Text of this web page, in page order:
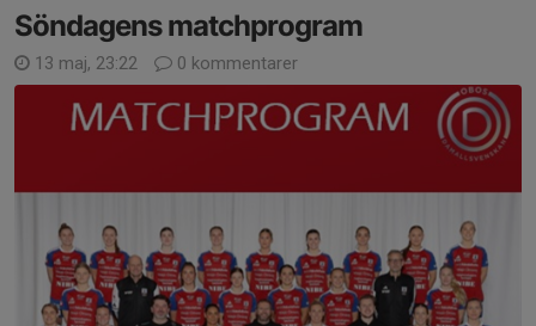
Söndagens matchprogram
13 maj, 23:22 0 kommentarer